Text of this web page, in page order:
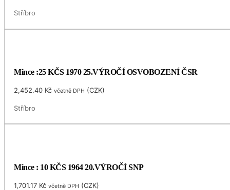
Stříbro
Mince :25 KČS 1970 25.VÝROČÍ OSVOBOZENÍ ČSR
2,452.40 Kč včetně DPH (CZK)
Stříbro
Mince : 10 KČS 1964 20.VÝROČÍ SNP
1,701.17 Kč včetně DPH (CZK)